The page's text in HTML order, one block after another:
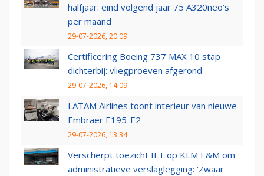
halfjaar: eind volgend jaar 75 A320neo’s
per maand
29-07-2026, 20:09
Certificering Boeing 737 MAX 10 stap
dichterbij: vliegproeven afgerond
29-07-2026, 14:09
LATAM Airlines toont interieur van nieuwe
Embraer E195-E2
29-07-2026, 13:34
Verscherpt toezicht ILT op KLM E&M om
administratieve verslaglegging: ‘Zwaar